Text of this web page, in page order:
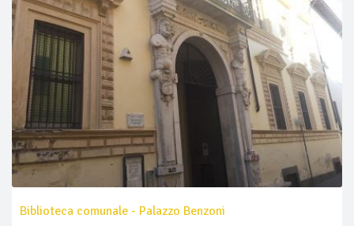
Biblioteca comunale - Palazzo Benzoni